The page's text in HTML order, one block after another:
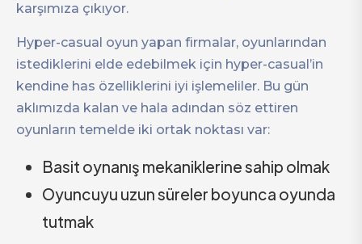
karşımıza çıkıyor.
Hyper-casual oyun yapan firmalar, oyunlarından
istediklerini elde edebilmek için hyper-casual’in
kendine has özelliklerini iyi işlemeliler. Bu gün
aklımızda kalan ve hala adından söz ettiren
oyunların temelde iki ortak noktası var:
Basit oynanış mekaniklerine sahip olmak
Oyuncuyu uzun süreler boyunca oyunda
tutmak